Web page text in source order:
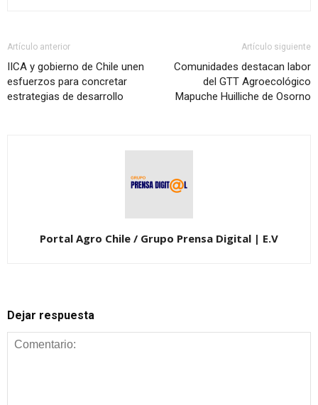
Artículo anterior
IICA y gobierno de Chile unen
esfuerzos para concretar
estrategias de desarrollo
Artículo siguiente
Comunidades destacan labor
del GTT Agroecológico
Mapuche Huilliche de Osorno
Portal Agro Chile / Grupo Prensa Digital | E.V
Dejar respuesta